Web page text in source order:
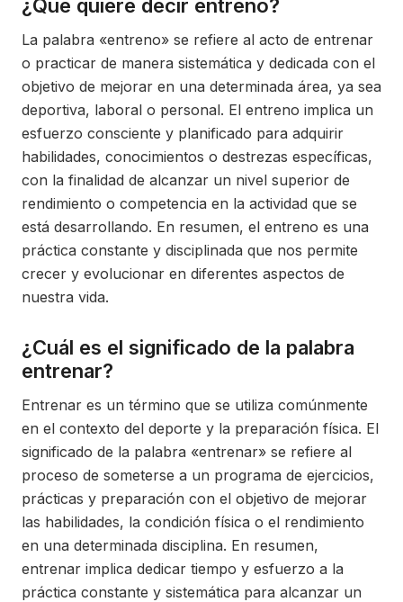
¿Qué quiere decir entreno?
La palabra «entreno» se refiere al acto de entrenar
o practicar de manera sistemática y dedicada con el
objetivo de mejorar en una determinada área, ya sea
deportiva, laboral o personal. El entreno implica un
esfuerzo consciente y planificado para adquirir
habilidades, conocimientos o destrezas específicas,
con la finalidad de alcanzar un nivel superior de
rendimiento o competencia en la actividad que se
está desarrollando. En resumen, el entreno es una
práctica constante y disciplinada que nos permite
crecer y evolucionar en diferentes aspectos de
nuestra vida.
¿Cuál es el significado de la palabra
entrenar?
Entrenar es un término que se utiliza comúnmente
en el contexto del deporte y la preparación física. El
significado de la palabra «entrenar» se refiere al
proceso de someterse a un programa de ejercicios,
prácticas y preparación con el objetivo de mejorar
las habilidades, la condición física o el rendimiento
en una determinada disciplina. En resumen,
entrenar implica dedicar tiempo y esfuerzo a la
práctica constante y sistemática para alcanzar un